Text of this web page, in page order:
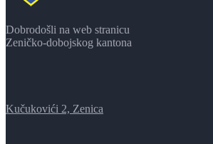
Dobrodošli na web stranicu
Zeničko-dobojskog kantona
Kučukovići 2, Zenica